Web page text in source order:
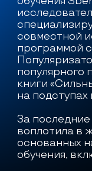
совместной
программой
популярного
книги
на подступах
За
воплотила в
основанных
обучения,